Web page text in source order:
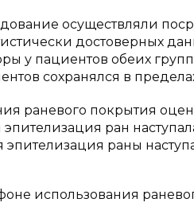
осуществляли
достоверных
у пациентов обеих
сохранялся в
раневого покрытия
ран
раны
использования